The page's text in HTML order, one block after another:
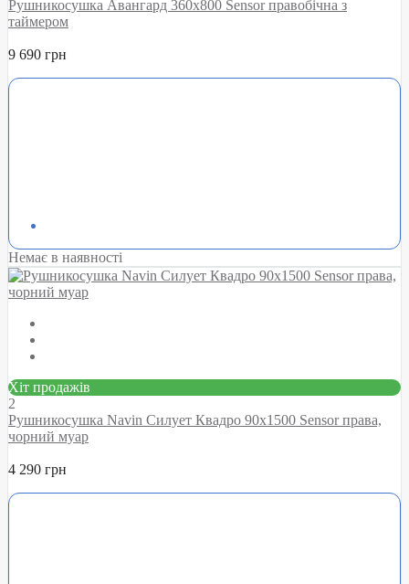
Рушникосушка Авангард 360х800 Sensor правобічна з
таймером
9 690 грн
Немає в наявності
Хіт продажів
2
Рушникосушка Navin Силует Квадро 90х1500 Sensor права,
чорний муар
4 290 грн